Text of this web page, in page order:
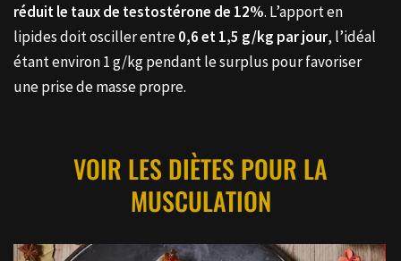
réduit le taux de testostérone de 12%. L’apport en
lipides doit osciller entre0,6 et 1,5 g/kg par jour, l’idéal
étant environ 1 g/kg pendant le surplus pour favoriser
une prise de masse propre.
VOIR LES DIÈTES POUR LA
MUSCULATION